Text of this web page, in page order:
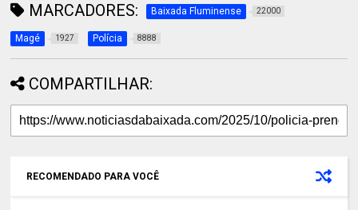
MARCADORES: Baixada Fluminense 22000
Magé 1927 Polícia 8888
COMPARTILHAR:
RECOMENDADO PARA VOCÊ